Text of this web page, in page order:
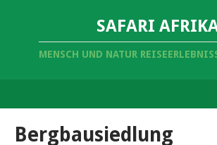
SAFARI
MENSCH UND NATUR
Bergbausiedlung